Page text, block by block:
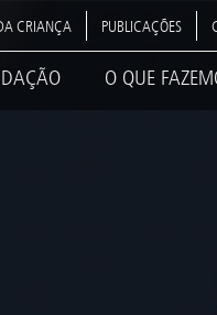
CRIANÇA PUBLICAÇÕES
O QUE